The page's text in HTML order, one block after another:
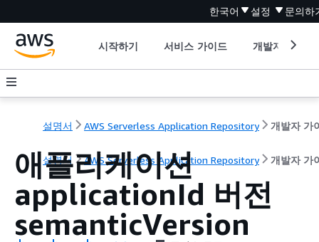
한국어 설정 문의하
시작하기 서비스 가이드 개발자 도구
설명서 AWS Serverless Application Repository 개발자 가
설명서 AWS Serverless Application Repository 개발자 가
애플리케이션
applicationId 버전
semanticVersion